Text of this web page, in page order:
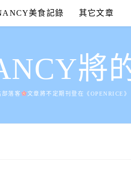
美食記錄 其它文章
將
落客 文章將不定期刊登在《OPENRICE